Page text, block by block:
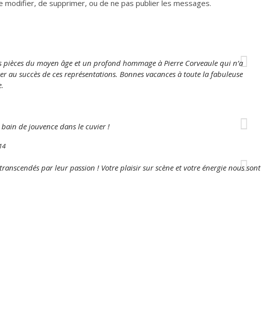
modifier, de supprimer, ou de ne pas publier les messages.
du moyen âge et un profond hommage à Pierre Corveaule qui n’a
au succès de ces représentations. Bonnes vacances à toute la fabuleuse
de jouvence dans le cuvier !
par leur passion ! Votre plaisir sur scène et votre énergie nous sont